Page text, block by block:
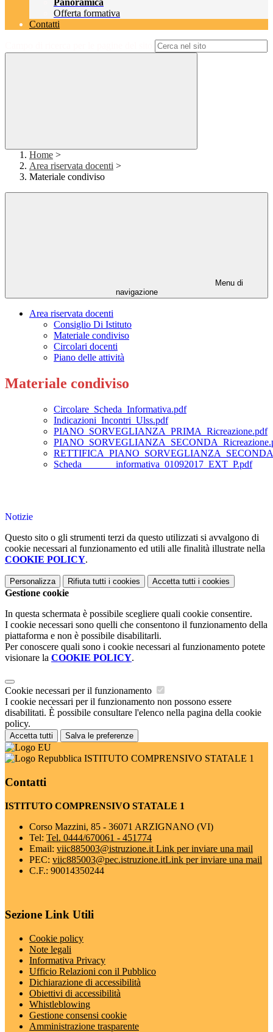
Panoramica
Offerta formativa
Contatti
Home >
Area riservata docenti >
Materiale condiviso
Menu di
navigazione
Area riservata docenti
Consiglio Di Istituto
Materiale condiviso
Circolari docenti
Piano delle attività
Materiale condiviso
Circolare_Scheda_Informativa.pdf
Indicazioni_Incontri_Ulss.pdf
PIANO_SORVEGLIANZA_PRIMA_Ricreazione.pdf
Scheda_______informativa_01092017_EXT_P.pdf
Notizie
Questo sito o gli strumenti terzi da questo utilizzati si avvalgono di
cookie necessari al funzionamento ed utili alle finalità illustrate nella
COOKIE POLICY.
Personalizza Rifiuta tutti i cookies Accetta tutti i cookies
Gestione cookie
In questa schermata è possibile scegliere quali cookie consentire.
I cookie necessari sono quelli che consentono il funzionamento della
piattaforma e non è possibile disabilitarli.
Per conoscere quali sono i cookie necessari al funzionamento potete
visionare la COOKIE POLICY.
Cookie necessari per il funzionamento
I cookie necessari per il funzionamento non possono essere
disabilitati. È possibile consultare l'elenco nella pagina della cookie
policy.
Accetta tutti Salva le preferenze
ISTITUTO COMPRENSIVO STATALE 1
Contatti
ISTITUTO COMPRENSIVO STATALE 1
Corso Mazzini, 85 - 36071 ARZIGNANO (VI)
Tel: Tel. 0444/670061 - 451774
Email: viic885003@istruzione.it Link per inviare una mail
PEC: viic885003@pec.istruzione.itLink per inviare una mail
C.F.: 90014350244
Sezione Link Utili
Cookie policy
Note legali
Informativa Privacy
Ufficio Relazioni con il Pubblico
Dichiarazione di accessibilità
Obiettivi di accessibilità
Whistleblowing
Gestione consensi cookie
Amministrazione trasparente